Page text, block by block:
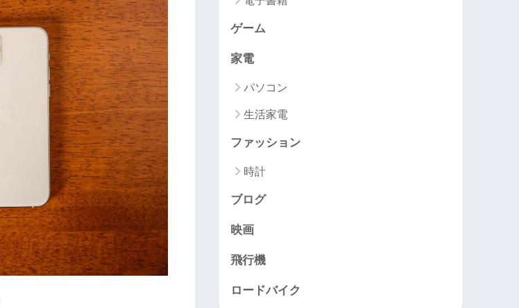
ゲーム
家電
パソコン
生活家電
ファッション
時計
ブログ
映画
飛行機
ロードバイク